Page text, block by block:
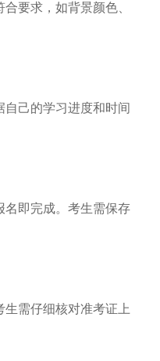
要求，如背景颜色、
己的学习进度和时间
名即完成。考生需保存
需仔细核对准考证上